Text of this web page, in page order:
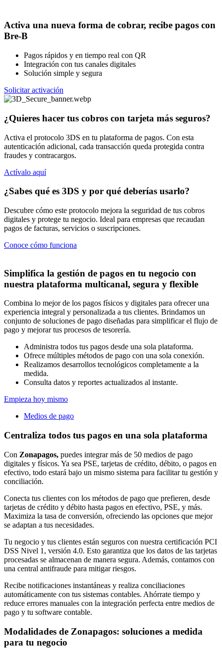
Activa una nueva forma de cobrar, recibe pagos con
Bre-B
Pagos rápidos y en tiempo real con QR
Integración con tus canales digitales
Solución simple y segura
Solicitar activación
¿Quieres hacer tus cobros con tarjeta más seguros?
Activa el protocolo 3DS en tu plataforma de pagos. Con esta
autenticación adicional, cada transacción queda protegida contra
fraudes y contracargos.
Actívalo aquí
¿Sabes qué es 3DS y por qué deberías usarlo?
Descubre cómo este protocolo mejora la seguridad de tus cobros
digitales y protege tu negocio. Ideal para empresas que recaudan
pagos de facturas, servicios o suscripciones.
Conoce cómo funciona
Simplifica la gestión de pagos en tu negocio con
nuestra plataforma multicanal, segura y flexible
Combina lo mejor de los pagos físicos y digitales para ofrecer una
experiencia integral y personalizada a tus clientes. Brindamos un
conjunto de soluciones de pago diseñadas para simplificar el flujo de
pago y mejorar tus procesos de tesorería.
Administra todos tus pagos desde una sola plataforma.
Ofrece múltiples métodos de pago con una sola conexión.
Realizamos desarrollos tecnológicos completamente a la
medida.
Consulta datos y reportes actualizados al instante.
Empieza hoy mismo
Medios de pago
Centraliza todos tus pagos en una sola plataforma
Con Zonapagos, puedes integrar más de 50 medios de pago
digitales y físicos. Ya sea PSE, tarjetas de crédito, débito, o pagos en
efectivo, todo estará bajo un mismo sistema para facilitar tu gestión y
conciliación.
Conecta tus clientes con los métodos de pago que prefieren, desde
tarjetas de crédito y débito hasta pagos en efectivo, PSE, y más.
Maximiza la tasa de conversión, ofreciendo las opciones que mejor
se adaptan a tus necesidades.
Tu negocio y tus clientes están seguros con nuestra certificación PCI
DSS Nivel 1, versión 4.0. Esto garantiza que los datos de las tarjetas
procesadas se almacenan de manera segura. Además, contamos con
una central antifraude para mitigar riesgos.
Recibe notificaciones instantáneas y realiza conciliaciones
automáticamente con tus sistemas contables. Ahórrate tiempo y
reduce errores manuales con la integración perfecta entre medios de
pago y tu software contable.
Modalidades de Zonapagos: soluciones a medida
para tu negocio